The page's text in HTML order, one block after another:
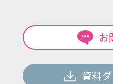
お
資料